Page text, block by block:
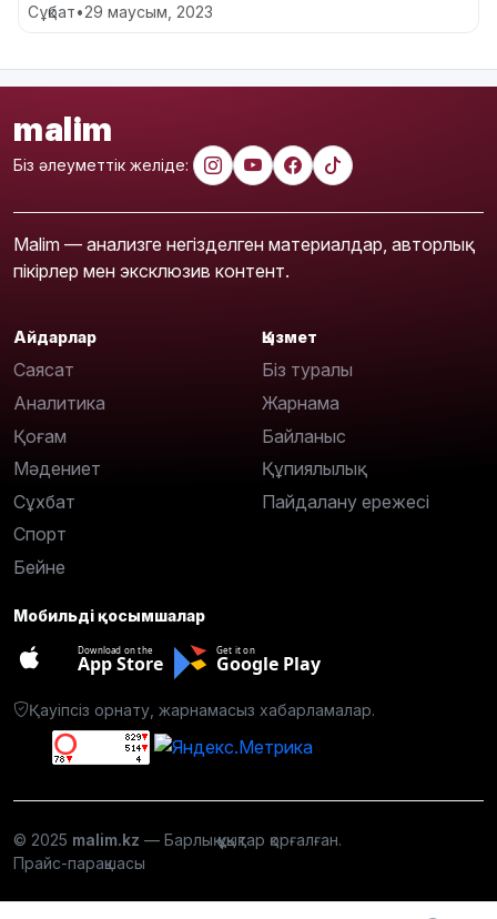
Сұқбат•29 маусым, 2023
malim
Біз әлеуметтік желіде:
Malim — анализге негізделген материалдар, авторлық
пікірлер мен эксклюзив контент.
Айдарлар
Саясат
Аналитика
Қоғам
Мәдениет
Сұхбат
Спорт
Бейне
Қызмет
Біз туралы
Жарнама
Байланыс
Құпиялылық
Пайдалану ережесі
Мобильді қосымшалар
Download on the
App Store
Get it on
Google Play
Қауіпсіз орнату, жарнамасыз хабарламалар.
© 2025 malim.kz — Барлық құқықтар қорғалған.
Прайс-парақшасы